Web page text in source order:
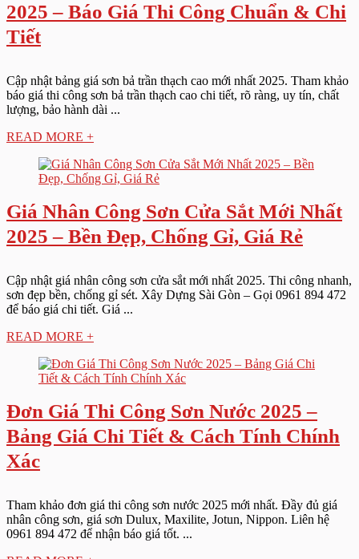
2025 – Báo Giá Thi Công Chuẩn & Chi
Tiết
Cập nhật bảng giá sơn bả trần thạch cao mới nhất 2025. Tham khảo
báo giá thi công sơn bả trần thạch cao chi tiết, rõ ràng, uy tín, chất
lượng, bảo hành dài ...
READ MORE +
Giá Nhân Công Sơn Cửa Sắt Mới Nhất
2025 – Bền Đẹp, Chống Gỉ, Giá Rẻ
Cập nhật giá nhân công sơn cửa sắt mới nhất 2025. Thi công nhanh,
sơn đẹp bền, chống gỉ sét. Xây Dựng Sài Gòn – Gọi 0961 894 472
để báo giá chi tiết. Giá ...
READ MORE +
Đơn Giá Thi Công Sơn Nước 2025 –
Bảng Giá Chi Tiết & Cách Tính Chính
Xác
Tham khảo đơn giá thi công sơn nước 2025 mới nhất. Đầy đủ giá
nhân công sơn, giá sơn Dulux, Maxilite, Jotun, Nippon. Liên hệ
0961 894 472 để nhận báo giá tốt. ...